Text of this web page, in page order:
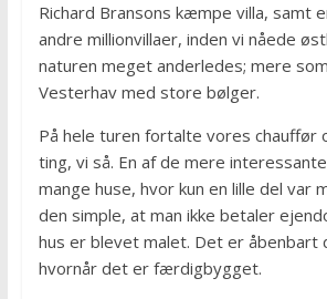
Richard Bransons kæmpe villa, samt
andre millionvillaer, inden vi nåede
naturen meget anderledes; mere
Vesterhav med store bølger.
På hele turen fortalte vores chauffør
ting, vi så. En af de mere
mange huse, hvor kun en lille del var
den simple, at man ikke betaler
hus er blevet malet. Det er åbenbart
hvornår det er færdigbygget.